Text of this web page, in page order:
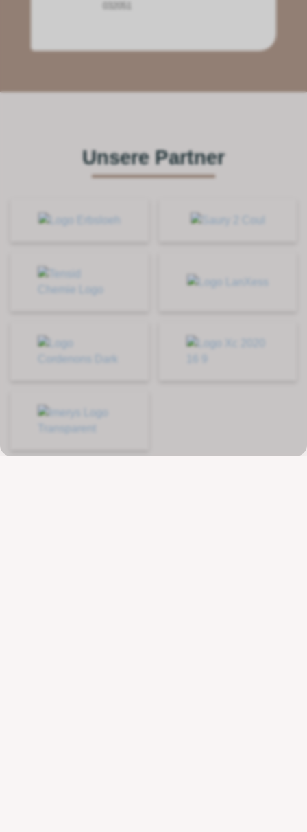
Unsere Partner